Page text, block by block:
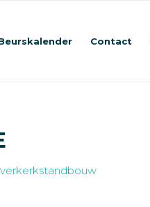
Contact
verkerkstandbouw